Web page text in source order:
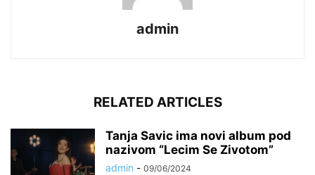
admin
RELATED ARTICLES
Tanja Savic ima novi album pod
nazivom “Lecim Se Zivotom”
admin - 09/06/2024